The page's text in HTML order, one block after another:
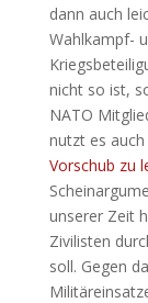
dann auch
Wahlkampf-
nicht so ist,
NATO
nutzt es
Vorschub zu
unserer Zeit
Zivilisten
soll. Gegen